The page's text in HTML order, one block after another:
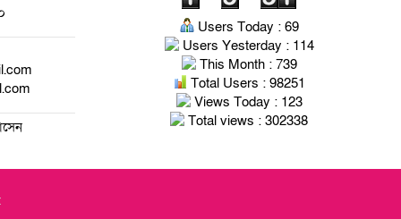
Users Today : 69
Users Yesterday : 114
This Month : 739
Total Users : 98251
Views Today : 123
Total views : 302338